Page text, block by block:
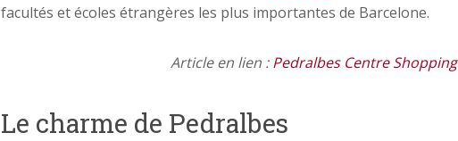
facultés et écoles étrangères les plus importantes de Barcelone.
Article en lien :Pedralbes Centre Shopping
Le charme de Pedralbes